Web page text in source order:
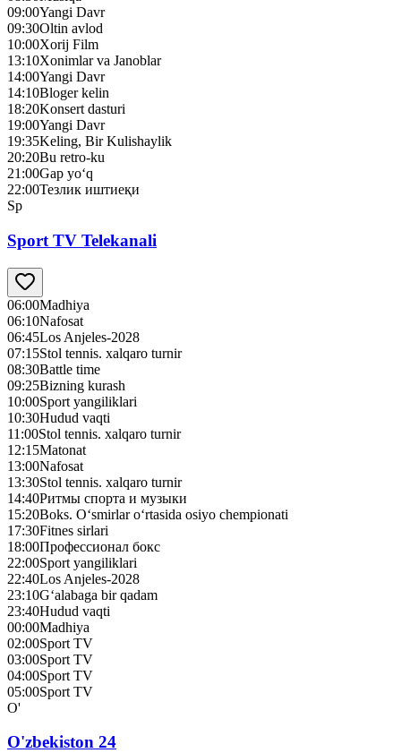
09:00Yangi Davr
09:30Oltin avlod
10:00Xorij Film
13:10Xonimlar va Janoblar
14:00Yangi Davr
14:10Bloger kelin
18:20Konsert dasturi
19:00Yangi Davr
19:35Keling, Bir Kulishaylik
20:20Bu retro-ku
21:00Gap yo‘q
22:00Тезлик иштиеқи
Sp
Sport TV Telekanali
06:00Madhiya
06:10Nafosat
06:45Los Anjeles-2028
07:15Stol tennis. xalqaro turnir
08:30Battle time
09:25Bizning kurash
10:00Sport yangiliklari
10:30Hudud vaqti
11:00Stol tennis. xalqaro turnir
12:15Matonat
13:00Nafosat
13:30Stol tennis. xalqaro turnir
14:40Ритмы спорта и музыки
15:20Boks. O‘smirlar o‘rtasida osiyo chempionati
17:30Fitnes sirlari
18:00Профессионал бокс
22:00Sport yangiliklari
22:40Los Anjeles-2028
23:10G‘alabaga bir qadam
23:40Hudud vaqti
00:00Madhiya
02:00Sport TV
03:00Sport TV
04:00Sport TV
05:00Sport TV
O'
O'zbekiston 24